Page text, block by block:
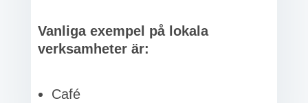
Vanliga exempel på lokala
verksamheter är:
Café